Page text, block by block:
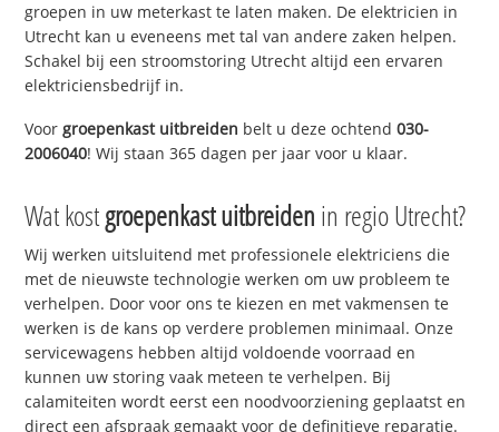
groepen in uw meterkast te laten maken. De elektricien in
Utrecht kan u eveneens met tal van andere zaken helpen.
Schakel bij een stroomstoring Utrecht altijd een ervaren
elektriciensbedrijf in.
Voorgroepenkast uitbreiden belt u deze ochtend030-
2006040! Wij staan 365 dagen per jaar voor u klaar.
Wat kostgroepenkast uitbreiden in regio Utrecht?
Wij werken uitsluitend met professionele elektriciens die
met de nieuwste technologie werken om uw probleem te
verhelpen. Door voor ons te kiezen en met vakmensen te
werken is de kans op verdere problemen minimaal. Onze
servicewagens hebben altijd voldoende voorraad en
kunnen uw storing vaak meteen te verhelpen. Bij
calamiteiten wordt eerst een noodvoorziening geplaatst en
direct een afspraak gemaakt voor de definitieve reparatie.